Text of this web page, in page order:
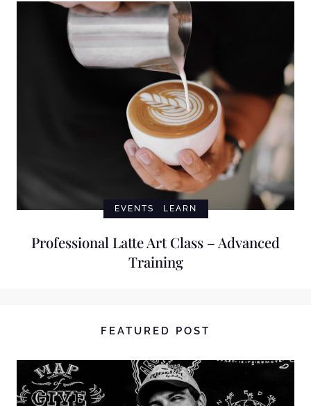
EVENTS LEARN
Professional Latte Art Class – Advanced
Training
FEATURED POST